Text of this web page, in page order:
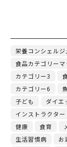
栄養コンシェルジ
食品カテゴリーマ
カテゴリー3
カテゴリー6
魚
子ども
ダイエ
インストラクター
健康
食育
生活習慣病
お